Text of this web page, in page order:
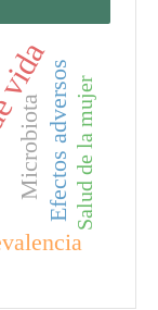
MicrobiotaEfectos adversosSalud de la mujer